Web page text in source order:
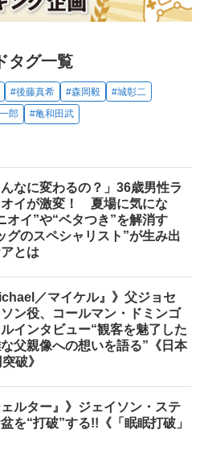
タグ一覧
#後藤真希 #森岡毅
#城彰二
郎 #亀和田武
んなに変わるの？」36歳男性ラ
オイが激変！ 夏場に気にな
オイ”や“ベタつき”を解消す
グのスペシャリスト”が生み出
とは
／マイケル』》父ジョセ
ン役、コールマン・ドミンゴ
インタビュー“観客を魅了した
父親像への想いを語る”《日本
破》
ェルター』》ジェイソン・ステ
を“打破”する!!《「眠眠打破」